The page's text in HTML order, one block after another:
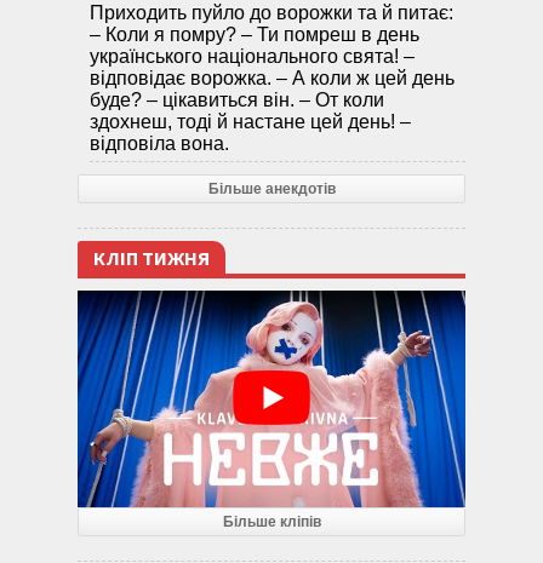
Приходить пуйло до ворожки та й питає:
– Коли я помру? – Ти помреш в день
українського національного свята! –
відповідає ворожка. – А коли ж цей день
буде? – цікавиться він. – От коли
здохнеш, тоді й настане цей день! –
відповіла вона.
Більше анекдотів
КЛІП ТИЖНЯ
Більше кліпів